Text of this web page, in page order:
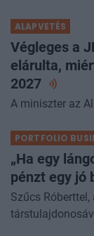
ALAPVETÉS
Végleges a
elárulta,
2027
A miniszter az
PORTFOLIO
„Ha egy
pénzt egy jó
Szűcs